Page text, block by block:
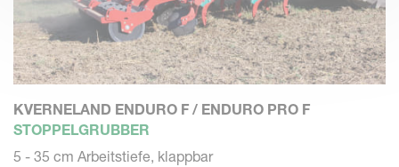
KVERNELAND ENDURO F / ENDURO PRO F
STOPPELGRUBBER
5 - 35 cm Arbeitstiefe, klappbar